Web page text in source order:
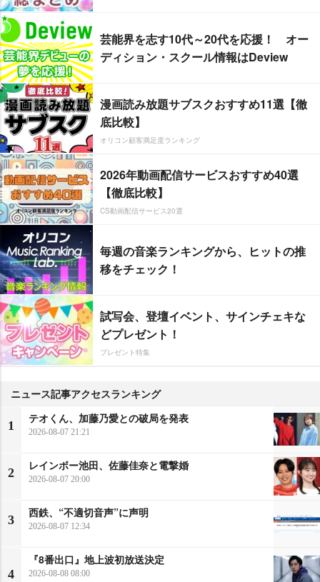
芸能界を志す10代～20代を応援！ オー
ディション・スクール情報はDeview
漫画読み放題サブスクおすすめ11選【徹
底比較】
オリコン顧客満足度ランキング
2026年動画配信サービスおすすめ40選
【徹底比較】
CS動画配信サービス20選
毎週の音楽ランキングから、ヒットの推
移をチェック！
試写会、登壇イベント、サインチェキな
どプレゼント！
プレゼント特集
ニュース記事アクセスランキング
1
テオくん、加藤乃愛との破局を発表
2026-08-07 21:21
2
レインボー池田、佐藤佳奈と電撃婚
2026-08-07 20:00
3
西鉄、“不適切音声”に声明
2026-08-07 12:34
4
『8番出口』地上波初放送決定
2026-08-08 08:00